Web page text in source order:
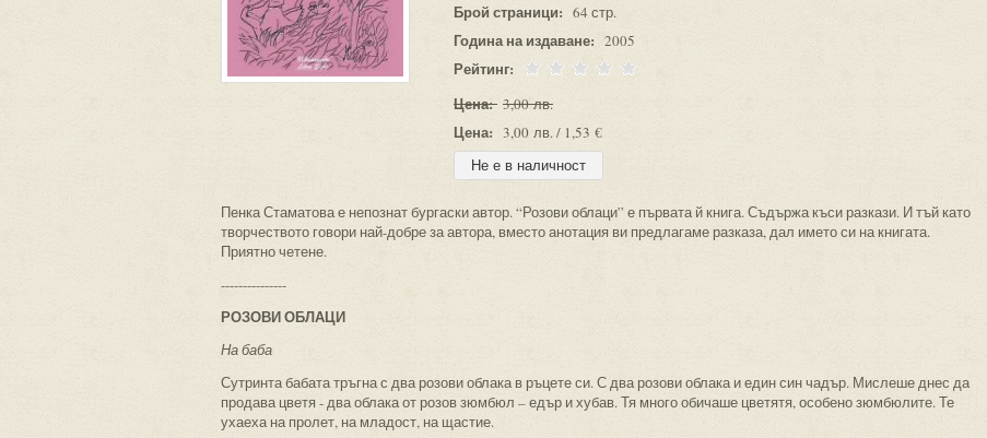
Брой страници: 64 стр.
Година на издаване: 2005
Рейтинг:
Цена: 3,00 лв.
Цена: 3,00 лв. / 1,53 €
Пенка Стаматова е непознат бургаски автор. “Розови облаци” е първата й книга. Съдържа къси разкази. И тъй като
творчеството говори най-добре за автора, вместо анотация ви предлагаме разказа, дал името си на книгата.
Приятно четене.
---------------
РОЗОВИ ОБЛАЦИ
На баба
Сутринта бабата тръгна с два розови облака в ръцете си. С два розови облака и един син чадър. Мислеше днес да
продава цветя - два облака от розов зюмбюл – едър и хубав. Тя много обичаше цветятя, особено зюмбюлите. Те
ухаеха на пролет, на младост, на щастие.